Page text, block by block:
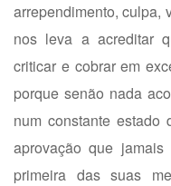
arrependimento, culpa,
nos leva a acreditar
criticar e cobrar em
porque senão nada
num constante estado
aprovação que
primeira das suas